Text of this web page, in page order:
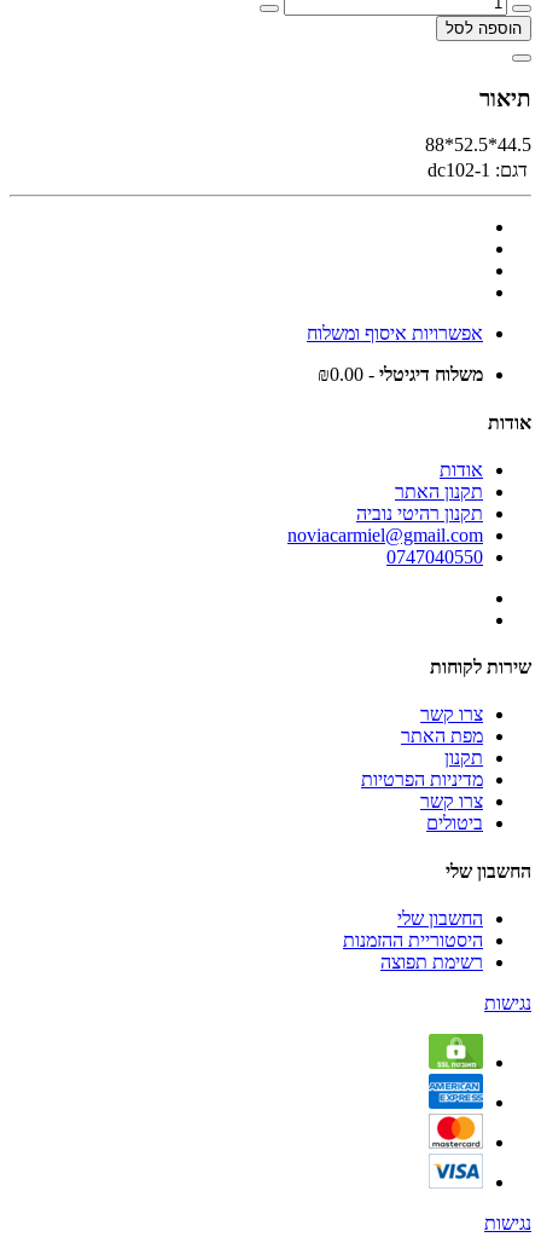
הוספה לסל
תיאור
44.5*52.5*88
דגם: dc102-1
אפשרויות איסוף ומשלוח
משלוח דיגיטלי - ₪0.00
אודות
אודות
תקנון האתר
תקנון רהיטי נוביה
noviacarmiel@gmail.com
0747040550
שירות לקוחות
צרו קשר
מפת האתר
תקנון
מדיניות הפרטיות
צרו קשר
ביטולים
החשבון שלי
החשבון שלי
היסטוריית ההזמנות
רשימת תפוצה
נגישות
נגישות